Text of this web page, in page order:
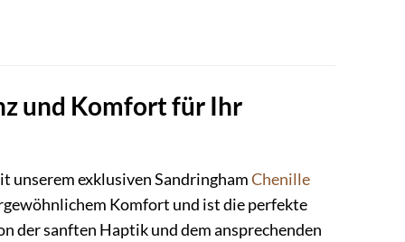
und Komfort für Ihr
unserem exklusiven SandringhamChenille
Komfort und ist die perfekte
der sanften Haptik und dem ansprechenden